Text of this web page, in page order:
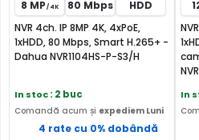
vs Dahua NVR1104HS-P-S3/H →
4KS2/L-RMA vs Dahua
NVR4204-P-4KS2/L-RMA vs
→
8 MP / 4K 80 Mbps
HDD
NVR 4ch. IP 8MP 4K, 4xPoE,
1xHDD, 80 Mbps, Smart H.265+ -
Dahua NVR1104HS-P-S3/H
In stoc: 2 buc
Comandă acum și expediem Luni
4 rate cu 0% dobândă
In